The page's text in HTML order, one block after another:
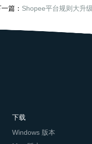
篇： Shopee平台规则大升
下载
Windows 版本